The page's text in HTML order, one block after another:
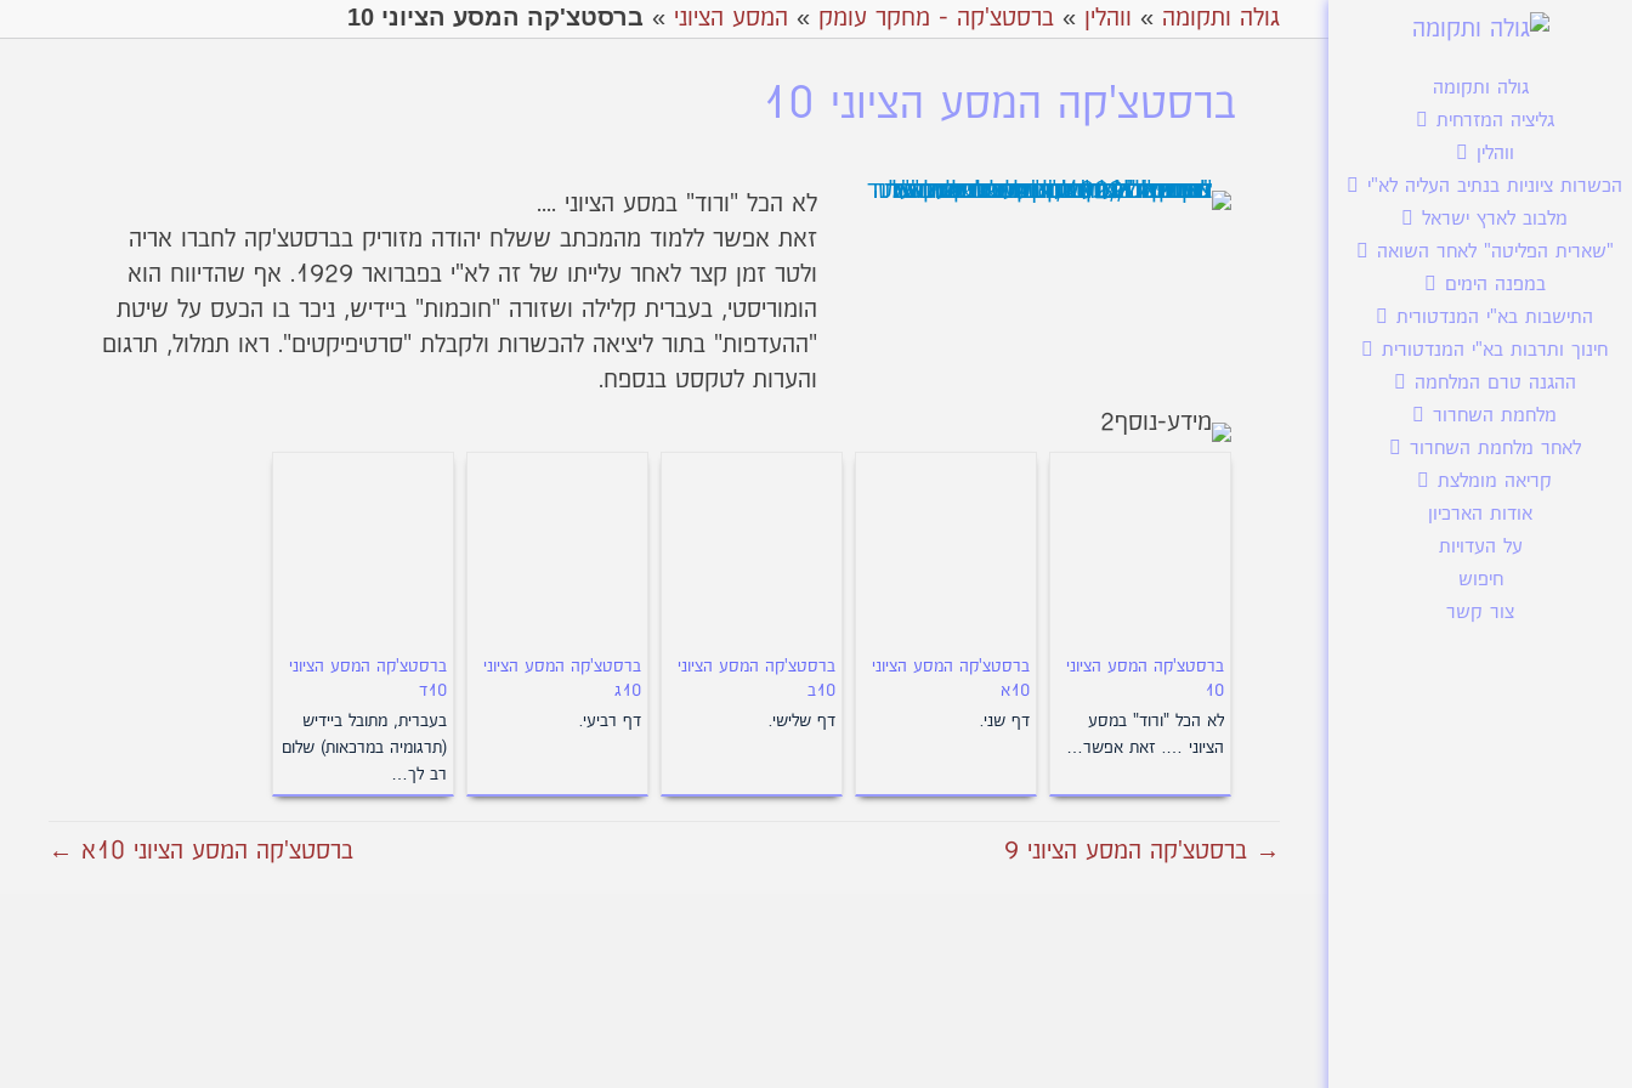
גולה ותקומה
גליציה המזרחית
ווהלין
הכשרות ציוניות בנתיב העליה לא"י
מלבוב לארץ ישראל
"שארית הפליטה" לאחר השואה
במפנה הימים
התישבות בא"י המנדטורית
חינוך ותרבות בא"י המנדטורית
ההגנה טרם המלחמה
מלחמת השחרור
לאחר מלחמת השחרור
קריאה מומלצת
אודות הארכיון
על העדויות
חיפוש
צור קשר
גולה ותקומה » ווהלין » ברסטצ'קה - מחקר עומק » המסע הציוני » ברסטצ'קה המסע הציוני 10
ברסטצ'קה המסע הציוני 10
לא הכל "ורוד" במסע הציוני ....
זאת אפשר ללמוד מהמכתב ששלח יהודה מזוריק בברסטצ'קה לחברו אריה
ולטר זמן קצר לאחר עלייתו של זה לא"י בפברואר 1929. אף שהדיווח הוא
הומוריסטי, בעברית קלילה ושזורה "חוכמות" ביידיש, ניכר בו הכעס על שיטת
"ההעדפות" בתור ליציאה להכשרות ולקבלת "סרטיפיקטים". ראו תמלול, תרגום
והערות לטקסט בנספח.
ברסטצ'קה המסע הציוני
10
לא הכל "ורוד" במסע
הציוני …. זאת אפשר…
ברסטצ'קה המסע הציוני
10א
דף שני.
ברסטצ'קה המסע הציוני
10ב
דף שלישי.
ברסטצ'קה המסע הציוני
10ג
דף רביעי.
ברסטצ'קה המסע הציוני
10ד
בעברית, מתובל ביידיש
(תרגומיה במרכאות) שלום
רב לך…
→ ברסטצ'קה המסע הציוני 9 ברסטצ'קה המסע הציוני 10א ←